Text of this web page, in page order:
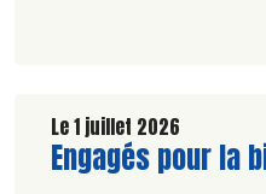
Le 1 juillet 2026
Lire la suite de
Engagés pour la